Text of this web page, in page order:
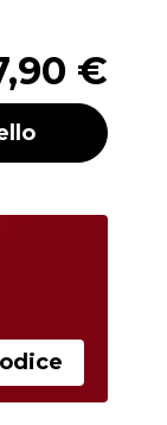
€